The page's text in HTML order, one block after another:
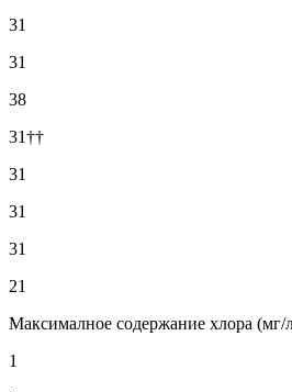
31
31
38
31††
31
31
31
21
Максималное содержание хлора (мг/
1